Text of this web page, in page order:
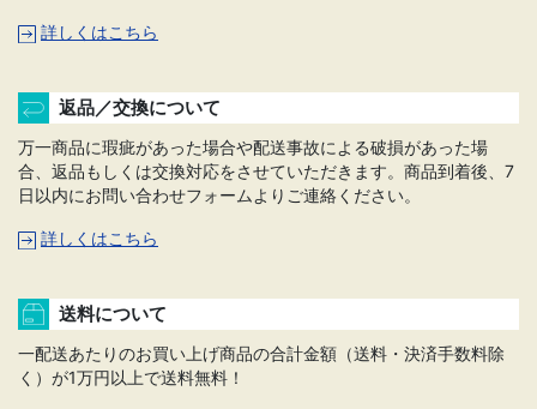
詳しくはこちら
返品／交換について
万一商品に瑕疵があった場合や配送事故による破損があった場
合、返品もしくは交換対応をさせていただきます。商品到着後、7
日以内にお問い合わせフォームよりご連絡ください。
詳しくはこちら
送料について
一配送あたりのお買い上げ商品の合計金額（送料・決済手数料除
く）が1万円以上で送料無料！